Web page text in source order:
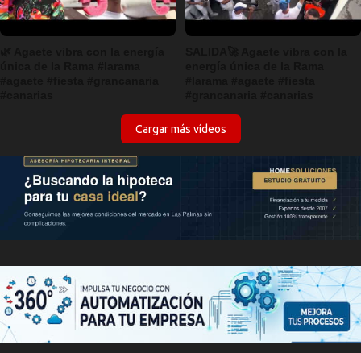
Cargar más vídeos